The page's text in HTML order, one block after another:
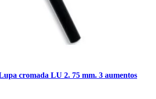
cromada LU 2. 75 mm. 3 aumentos